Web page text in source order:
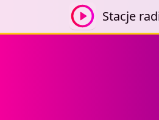
Stacje